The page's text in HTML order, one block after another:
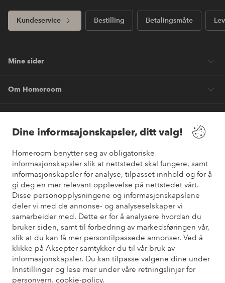
Dine informsajonskapsler, ditt valg!
Homeroom benytter seg av obligatoriske
informasjonskapsler slik at nettstedet skal fungere, samt
informasjonskapsler for analyse, tilpasset innhold og for å
gi deg en mer relevant opplevelse på nettstedet vårt.
Disse personopplysningene og informasjonskapslene
deler vi med de annonse- og analyseselskaper vi
samarbeider med. Dette er for å analysere hvordan du
bruker siden, samt til forbedring av markedsføringen vår,
slik at du kan få mer persontilpassede annonser. Ved å
klikke på Aksepter samtykker du til vår bruk av
informasjonskapsler. Du kan tilpasse valgene dine under
Innstillinger og lese mer under våre retningslinjer for
personvern. cookie-policy.
Kundeservice Bestilling Betalingsmåte
Mine sider
Om Homeroom
Venner
Sikre betalinger
Vil du vite mer om våre betalingsalternativer?
elpy